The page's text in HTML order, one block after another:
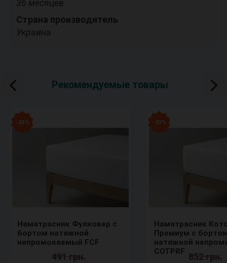
36 месяцев
Страна производитель
Украина
Рекомендуемые товары
- 23 %
Наматрасник Фулковер с
бортом натяжной
непромокаемый FCF
491 грн.
- 23 %
Наматрасник
Премиум с
натяжной
COTPRF 852 грн.